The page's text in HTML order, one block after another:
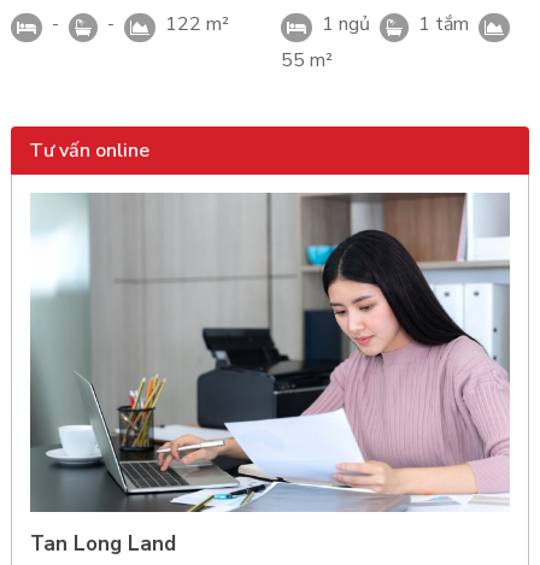
- - 122 m² 1 ngủ
1 tắm
55 m²
Tư vấn online
Tan Long Land